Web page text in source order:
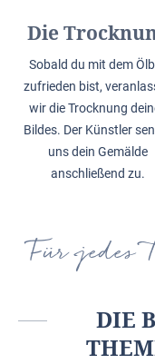
Die
Sobald du mit dem
zufrieden bist,
wir die Trocknung
Bildes. Der Künstler
uns dein Gemälde
anschließend zu.
Für jedes
DIE